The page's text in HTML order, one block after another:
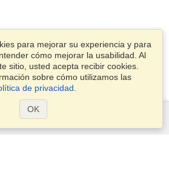
para mejorar su experiencia y para
cómo mejorar la usabilidad. Al
sitio, usted acepta recibir cookies.
sobre cómo utilizamos las
de privacidad
OK